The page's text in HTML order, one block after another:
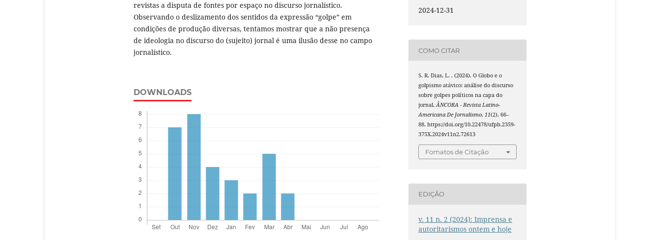
revistas a disputa de fontes por espaço no discurso jornalístico.
Observando o deslizamento dos sentidos da expressão “golpe” em
condições de produção diversas, tentamos mostrar que a não presença
de ideologia no discurso do (sujeito) jornal é uma ilusão desse no campo
jornalístico.
DOWNLOADS
2024-12-31
COMO CITAR
S. R. Dias, L. . (2024). O Globo e o
golpismo atávico: análise do discurso
sobre golpes políticos na capa do
jornal.ÂNCORA - Revista Latino-
Americana De Jornalismo,11(2), 66–
88. https://doi.org/10.22478/ufpb.2359-
375X.2024v11n2.72613
Fomatos de Citação
EDIÇÃO
v. 11 n. 2 (2024): Imprensa e
autoritarismos ontem e hoje